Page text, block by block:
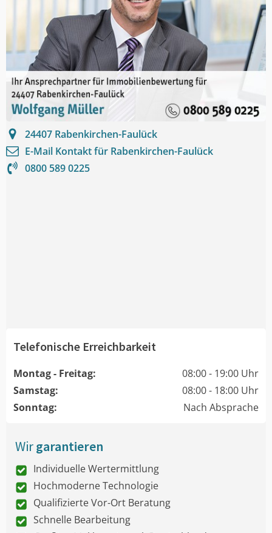
24407 Rabenkirchen-Faulück
E-Mail Kontakt für Rabenkirchen-Faulück
0800 589 0225
Telefonische Erreichbarkeit
Montag - Freitag:
08:00 - 19:00 Uhr
Samstag:
08:00 - 18:00 Uhr
Sonntag:
Nach Absprache
Wirgarantieren
Individuelle Wertermittlung
Hochmoderne Technologie
Qualifizierte Vor-Ort Beratung
Schnelle Bearbeitung